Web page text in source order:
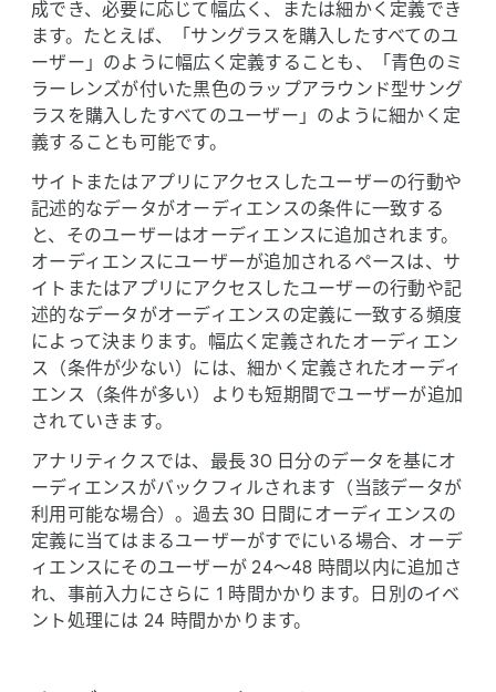
成でき、​必要に​応じて​幅広く、​または​細かく​定義でき
ます。​たとえば、​「サングラスを​購入した​すべての​ユ
ーザー」のように​幅広く​定義する​ことも、​「青色の​ミ
ラーレンズが​付いた​黒色の​ラップアラウンド型サング
ラスを​購入した​すべての​ユーザー」のように​細かく​定
義する​ことも​可能です。
サイトまたは​アプリに​アクセスした​ユーザーの​行動や​
記述的な​データが​オーディエンスの​条件に​一致する
と、​その​ユーザーは​オーディエンスに​追加されます。​
オーディエンスに​ユーザーが​追加される​ペースは、​サ
イトまたは​アプリに​アクセスした​ユーザーの​行動や​記
述的な​データが​オーディエンスの​定義に​一致する​頻度
に​よって​決まります。​幅広く​定義された​オーディエン
ス​（条件が​少ない）には、​細かく​定義された​オーディ
エンス​（条件が​多い）よりも​短期間で​ユーザーが​追加
されていきます。
アナリティクスでは、​最長 30 日分の​データを​基に​オ
ーディエンスが​バック​フィルされます​（当該データが​
利用可能な​場合）。​過去 30 日間に​オーディエンスの​
定義に​当てはまる​ユーザーが​すでに​いる​場合、​オーデ
ィエンスに​その​ユーザーが 24～48 時間以内に​追加さ
れ、​事前入力に​さらに 1 時間かかります。​日別の​イベ
ント処理には 24 時間かかります。